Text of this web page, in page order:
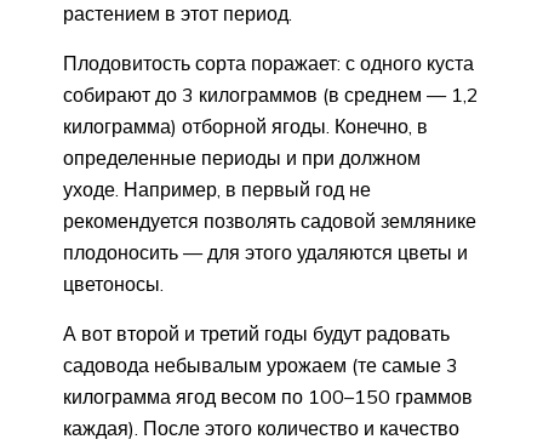
растением в этот период.
Плодовитость сорта поражает: с одного куста
собирают до 3 килограммов (в среднем — 1,2
килограмма) отборной ягоды. Конечно, в
определенные периоды и при должном
уходе. Например, в первый год не
рекомендуется позволять садовой землянике
плодоносить — для этого удаляются цветы и
цветоносы.
А вот второй и третий годы будут радовать
садовода небывалым урожаем (те самые 3
килограмма ягод весом по 100–150 граммов
каждая). После этого количество и качество